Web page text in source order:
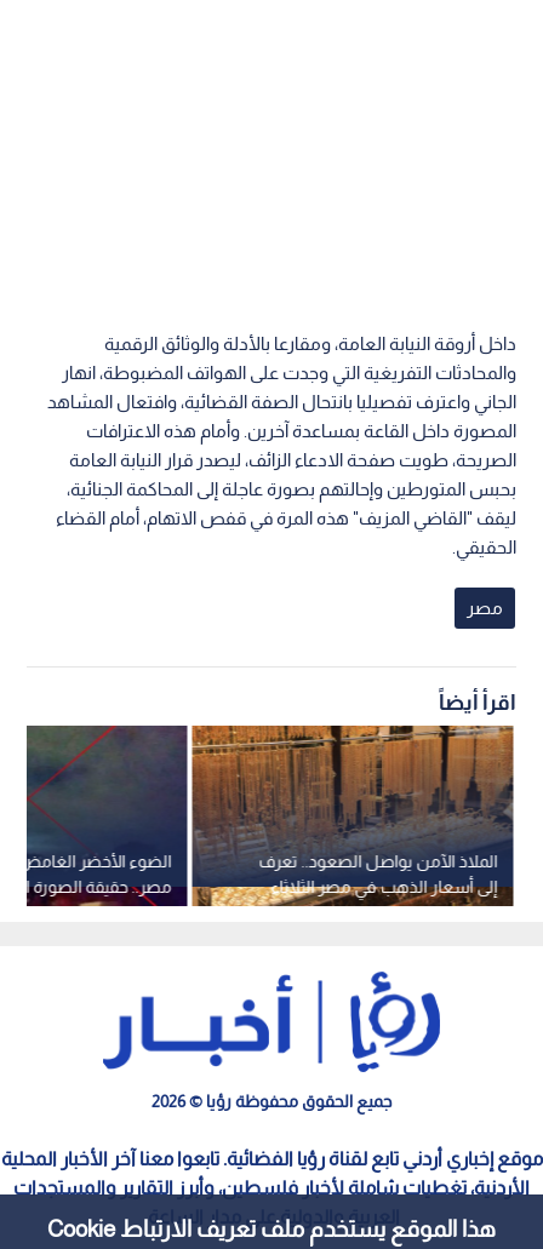
هذا الموقع يستخدم ملف تعريف الارتباط Cookie
داخل أروقة النيابة العامة، ومقارعا بالأدلة والوثائق الرقمية
والمحادثات التفريغية التي وجدت على الهواتف المضبوطة، انهار
الجاني واعترف تفصيليا بانتحال الصفة القضائية، وافتعال المشاهد
المصورة داخل القاعة بمساعدة آخرين. وأمام هذه الاعترافات
الصريحة، طويت صفحة الادعاء الزائف، ليصدر قرار النيابة العامة
بحبس المتورطين وإحالتهم بصورة عاجلة إلى المحاكمة الجنائية،
ليقف "القاضي المزيف" هذه المرة في قفص الاتهام، أمام القضاء
الحقيقي.
مصر
اقرأ أيضاً
الضوء الأخضر الغامض
مصر.. حقيقة الصورة
المكسيك
الملاذ الآمن يواصل الصعود.. تعرف
إلى أسعار الذهب في مصر الثلاثاء
جميع الحقوق محفوظة رؤيا © 2026
موقع إخباري أردني تابع لقناة رؤيا الفضائية. تابعوا معنا آخر الأخبار المحلية
الأردنية، تغطيات شاملة لأخبار فلسطين، وأبرز التقارير والمستجدات
العربية والدولية على مدار الساعة.